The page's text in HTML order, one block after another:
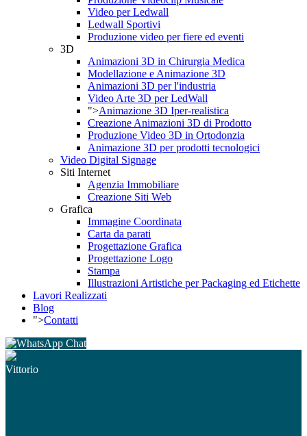
Video per Ledwall
Ledwall Sportivi
Produzione video per fiere ed eventi
3D
Animazioni 3D in Chirurgia Medica
Modellazione e Animazione 3D
Animazioni 3D per l'industria
Video Arte 3D per LedWall
">Animazione 3D Iper-realistica
Creazione Animazioni 3D di Prodotto
Produzione Video 3D in Ortodonzia
Animazione 3D per prodotti tecnologici
Video Digital Signage
Siti Internet
Agenzia Immobiliare
Creazione Siti Web
Grafica
Immagine Coordinata
Carta da parati
Progettazione Grafica
Progettazione Logo
Stampa
Illustrazioni Artistiche per Packaging ed Etichette
Lavori Realizzati
Blog
">Contatti
Chat
Vittorio